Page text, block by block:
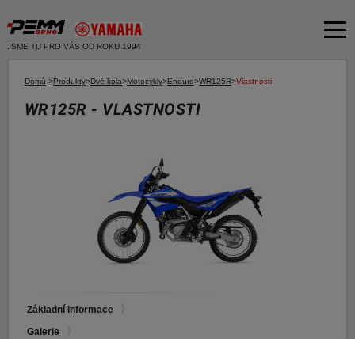
JSME TU PRO VÁS OD ROKU 1994
Produkty
Motocykly
Skútry
Čtyři kola
Čtyřkolky
E-SHOP YAMAHA
Servis
Bazar moto
Bazar ND
Domů >Produkty>Dvě kola>Motocykly>Enduro>WR125R>Vlastnosti
WR125R - VLASTNOSTI
Základní informace
Galerie